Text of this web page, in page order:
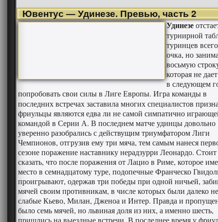
Ювентус — Удинезе. Превью, часть 2
Удинезе
турнирной
туринцев
очка, но
восьмую
которая не
в следующем
попробовать свои силы в Лиге Европы. Игра команды в
последних встречах заставила многих специалистов
фриульцы являются едва ли не самой симпатично
командой в Серии А. В последнем матче удинцы довольно
уверенно разобрались с действущим триумфатором Лиги
Чемпионов, отгрузив ему три мяча, тем самым нанеся
сезоне поражение наставнику нерадзурри Леонардо. Стоит
сказать, что после поражения от Лацио в Риме, которое
место в семнадцатому туре, подопечные Франческо
проигрывают, одержав три победы при одной ничьей,
мячей своим противникам, в числе которых были далеко не
слабые Кьево, Милан, Дженоа и Интер. Правда и
было семь мячей, но львиная доля из них, а именно шесть,